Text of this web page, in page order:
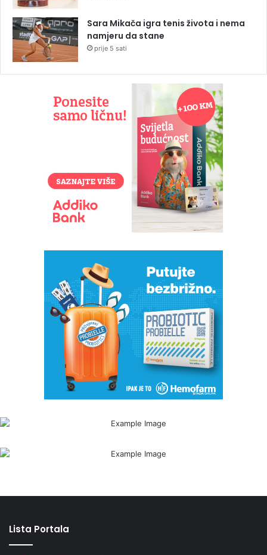
Sara Mikača igra tenis života i nema
namjeru da stane
prije 5 sati
Lista Portala